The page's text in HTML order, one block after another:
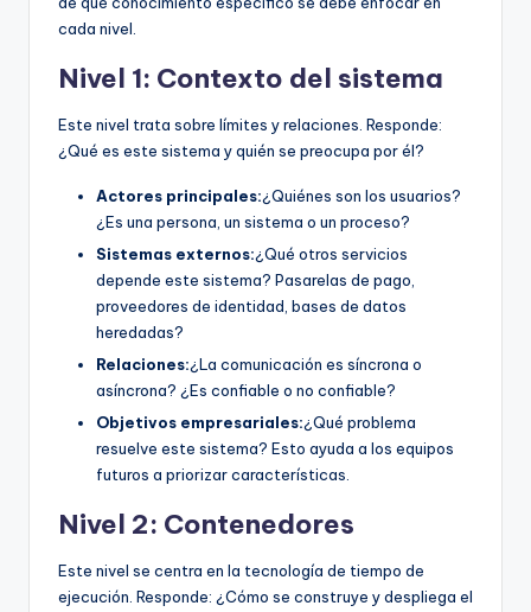
cada nivel.
Nivel 1: Contexto del sistema
Este nivel trata sobre límites y relaciones. Responde:
¿Qué es este sistema y quién se preocupa por él?
Actores principales:¿Quiénes son los usuarios?
¿Es una persona, un sistema o un proceso?
Sistemas externos:¿Qué otros servicios
depende este sistema? Pasarelas de pago,
proveedores de identidad, bases de datos
heredadas?
Relaciones:¿La comunicación es síncrona o
asíncrona? ¿Es confiable o no confiable?
Objetivos empresariales:¿Qué problema
resuelve este sistema? Esto ayuda a los equipos
futuros a priorizar características.
Nivel 2: Contenedores
Este nivel se centra en la tecnología de tiempo de
ejecución. Responde: ¿Cómo se construye y despliega el